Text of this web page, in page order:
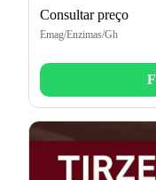
Consultar preço
Emag/Enzimas/Gh